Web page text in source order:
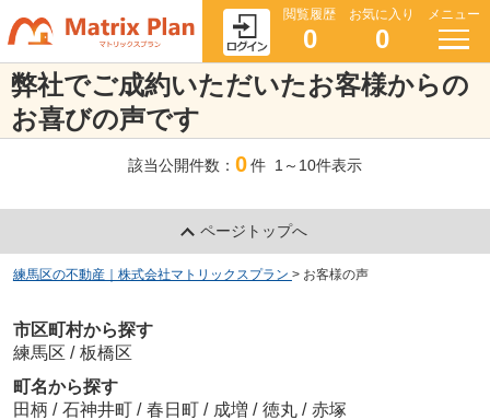
閲覧履歴
0
お気に入り
0
メニュー
弊社でご成約いただいたお客様からの
お喜びの声です
該当公開件数： 0件 1～10件表示
ページトップへ
練馬区の不動産｜株式会社マトリックスプラン > お客様の声
市区町村から探す
練馬区 / 板橋区
町名から探す
田柄 / 石神井町 / 春日町 / 成増 / 徳丸 / 赤塚